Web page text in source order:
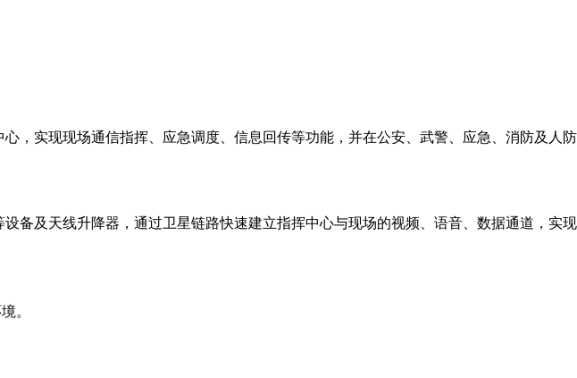
，实现现场通信指挥、应急调度、信息回传等功能，并在公安、武警、应急、消防及人防
备及天线升降器，通过卫星链路快速建立指挥中心与现场的视频、语音、数据通道，实现
。